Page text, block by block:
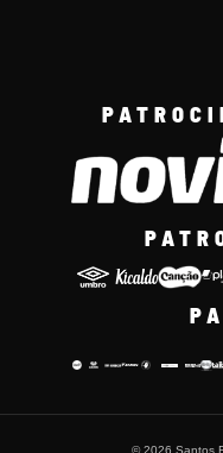
© 2026 Santos